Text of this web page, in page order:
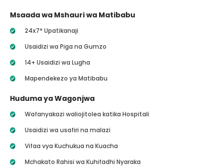
Msaada wa Mshauri wa Matibabu
24x7* Upatikanaji
Usaidizi wa Piga na Gumzo
14+ Usaidizi wa Lugha
Mapendekezo ya Matibabu
Huduma ya Wagonjwa
Wafanyakazi waliojitolea katika Hospitali
Usaidizi wa usafiri na malazi
Vifaa vya Kuchukua na Kuacha
Mchakato Rahisi wa Kuhifadhi Nyaraka